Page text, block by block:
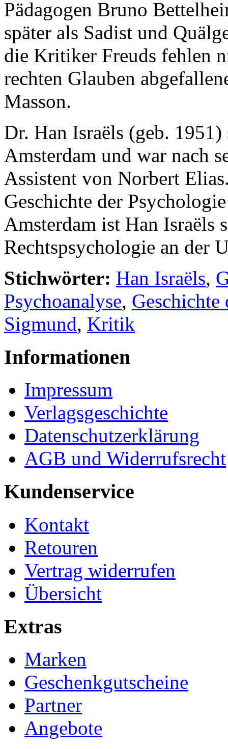
Pädagogen Bruno
später als Sadist und
die Kritiker Freuds fehlen
rechten Glauben
Masson.
Dr. Han Israëls (geb.
Amsterdam und war nach
Assistent von Norbert
Geschichte der
Amsterdam ist Han Israëls
Rechtspsychologie an der
Stichwörter: Han Israëls,
Psychoanalyse, Geschichte
Sigmund, Kritik
Informationen
Impressum
Verlagsgeschichte
Datenschutzerklärung
AGB und Widerrufsrecht
Kundenservice
Kontakt
Retouren
Vertrag widerrufen
Übersicht
Extras
Marken
Geschenkgutscheine
Partner
Angebote